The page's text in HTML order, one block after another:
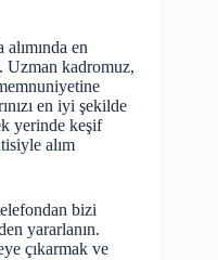
en
Uzman kadromuz,
en iyi şekilde
yerinde keşif
alım
bizi
yararlanın.
çıkarmak ve